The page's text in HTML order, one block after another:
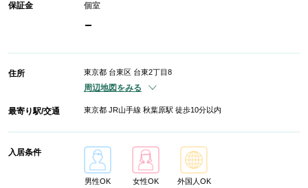
保証金 個室
-
住所 東京都 台東区 台東2丁目8
周辺地図をみる
最寄り駅/交通 東京都 JR山手線 秋葉原駅 徒歩10分以内
入居条件
男性OK 女性OK
外国人OK